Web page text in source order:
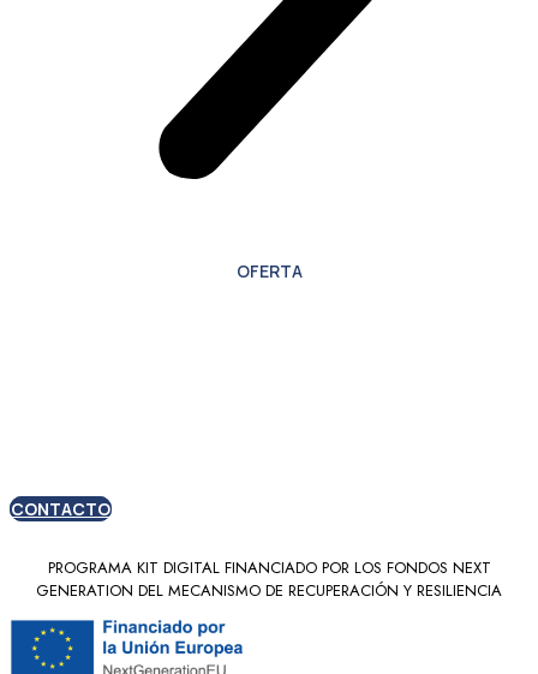
OFERTA
CONTACTO
PROGRAMA KIT DIGITAL FINANCIADO POR LOS FONDOS NEXT
GENERATION DEL MECANISMO DE RECUPERACIÓN Y RESILIENCIA